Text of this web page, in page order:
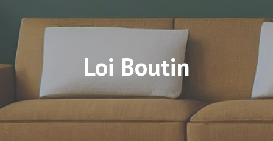
Loi Boutin